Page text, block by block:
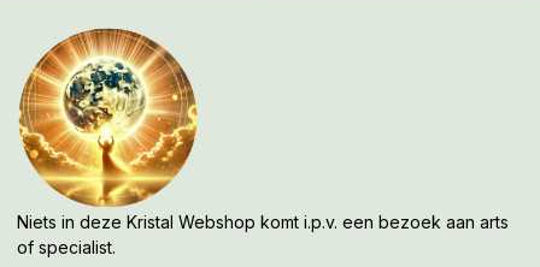
Niets in deze Kristal Webshop komt i.p.v. een bezoek aan arts
of specialist.